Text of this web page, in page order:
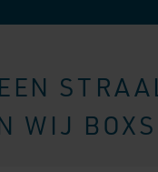
waardoor
antiallergische
het lekkerst
pulse-latex of
WIJ